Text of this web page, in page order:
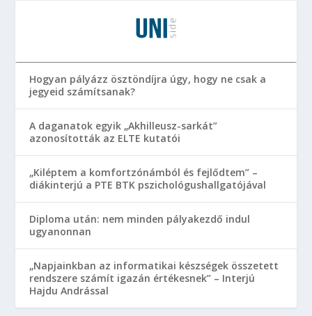
Hogyan pályázz ösztöndíjra úgy, hogy ne csak a
jegyeid számítsanak?
A daganatok egyik „Akhilleusz-sarkát”
azonosították az ELTE kutatói
„Kiléptem a komfortzónámból és fejlődtem” –
diákinterjú a PTE BTK pszichológushallgatójával
Diploma után: nem minden pályakezdő indul
ugyanonnan
„Napjainkban az informatikai készségek összetett
rendszere számít igazán értékesnek” – Interjú
Hajdu Andrással